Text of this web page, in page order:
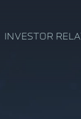
INVESTOR